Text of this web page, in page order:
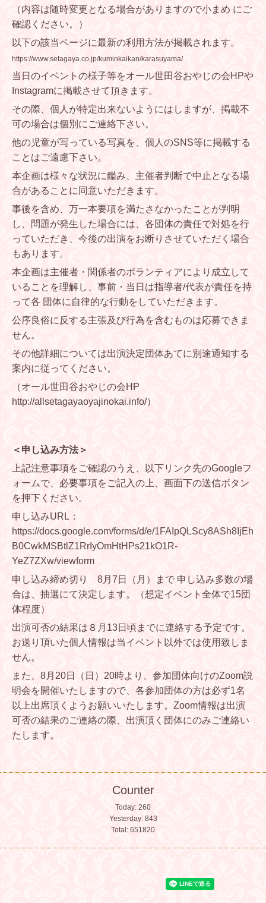
（内容は随時変更となる場合がありますので小まめ にご
確認ください。）
以下の該当ページに最新の利用方法が掲載されます。
https://www.setagaya.co.jp/kuminkaikan/karasuyama/
当日のイベントの様子等をオール世田谷おやじの会HPや
Instagramに掲載させて頂きます。
その際、個人が特定出来ないようにはしますが、掲載不
可の場合は個別にご連絡下さい。
他の児童が写っている写真を、個人のSNS等に掲載する
ことはご遠慮下さい。
本企画は様々な状況に鑑み、主催者判断で中止となる場
合があることに同意いただきます。
事後を含め、万一本要項を満たさなかったことが判明
し、問題が発生した場合には、各団体の責任で対処を行
っていただき、今後の出演をお断りさせていただく場合
もあります。
本企画は主催者・関係者のボランティアにより成立して
いることを理解し、事前・当日は指導者/代表が責任を持
って各 団体に自律的な行動をしていただきます。
公序良俗に反する主張及び行為を含むものは応募できま
せん。
その他詳細については出演決定団体あてに別途通知する
案内に従ってください。
（オール世田谷おやじの会HP
http://allsetagayaoyajinokai.info/）
＜申し込み方法＞
上記注意事項をご確認のうえ、以下リンク先のGoogleフ
ォームで、必要事項をご記入の上、画面下の送信ボタン
を押下ください。
申し込みURL：
https://docs.google.com/forms/d/e/1FAIpQLScy8ASh8IjEh
B0CwkMSBtlZ1RrIyOmHtHPs21kO1R-
YeZ7ZXw/viewform
申し込み締め切り 8月7日（月）まで 申し込み多数の場
合は、抽選にて決定します。（想定イベント全体で15団
体程度）
出演可否の結果は８月13日頃までに連絡する予定です。
お送り頂いた個人情報は当イベント以外では使用致しま
せん。
また、8月20日（日）20時より、参加団体向けのZoom説
明会を開催いたしますので、各参加団体の方は必ず1名
以上出席頂くようお願いいたします。Zoom情報は出演
可否の結果のご連絡の際、出演頂く団体にのみご連絡い
たします。
Counter
Today: 260
Yesterday: 843
Total: 651820